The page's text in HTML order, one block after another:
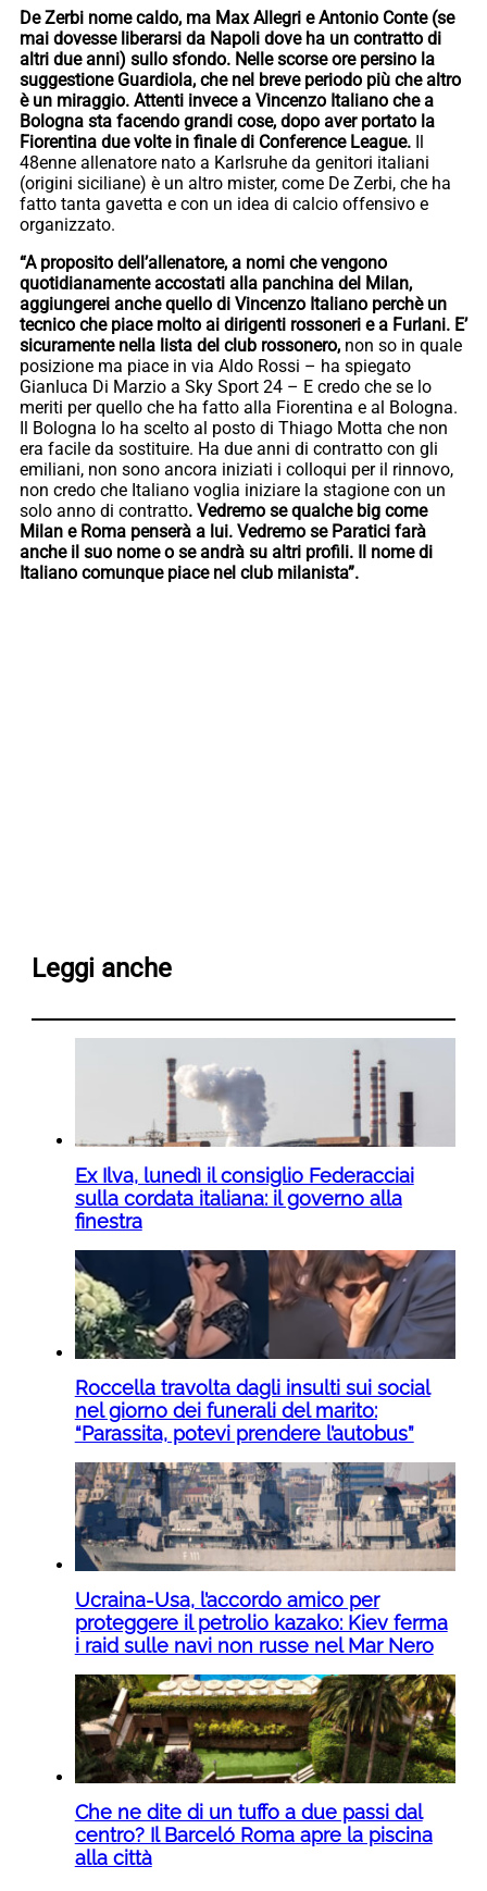
De Zerbi nome caldo, ma Max Allegri e Antonio Conte (se
mai dovesse liberarsi da Napoli dove ha un contratto di
altri due anni) sullo sfondo. Nelle scorse ore persino la
suggestione Guardiola, che nel breve periodo più che altro
è un miraggio. Attenti invece a Vincenzo Italiano che a
Bologna sta facendo grandi cose, dopo aver portato la
Fiorentina due volte in finale di Conference League. Il
48enne allenatore nato a Karlsruhe da genitori italiani
(origini siciliane) è un altro mister, come De Zerbi, che ha
fatto tanta gavetta e con un idea di calcio offensivo e
organizzato.
“A proposito dell’allenatore, a nomi che vengono
quotidianamente accostati alla panchina del Milan,
aggiungerei anche quello di Vincenzo Italiano perchè un
tecnico che piace molto ai dirigenti rossoneri e a Furlani. E’
sicuramente nella lista del club rossonero, non so in quale
posizione ma piace in via Aldo Rossi – ha spiegato
Gianluca Di Marzio a Sky Sport 24 – E credo che se lo
meriti per quello che ha fatto alla Fiorentina e al Bologna.
Il Bologna lo ha scelto al posto di Thiago Motta che non
era facile da sostituire. Ha due anni di contratto con gli
emiliani, non sono ancora iniziati i colloqui per il rinnovo,
non credo che Italiano voglia iniziare la stagione con un
solo anno di contratto. Vedremo se qualche big come
Milan e Roma penserà a lui. Vedremo se Paratici farà
anche il suo nome o se andrà su altri profili. Il nome di
Italiano comunque piace nel club milanista”.
Leggi anche
Ex Ilva, lunedì il consiglio Federacciai
sulla cordata italiana: il governo alla
finestra
Roccella travolta dagli insulti sui social
nel giorno dei funerali del marito:
“Parassita, potevi prendere l’autobus”
Ucraina-Usa, l’accordo amico per
proteggere il petrolio kazako: Kiev ferma
i raid sulle navi non russe nel Mar Nero
Che ne dite di un tuffo a due passi dal
centro? Il Barceló Roma apre la piscina
alla città